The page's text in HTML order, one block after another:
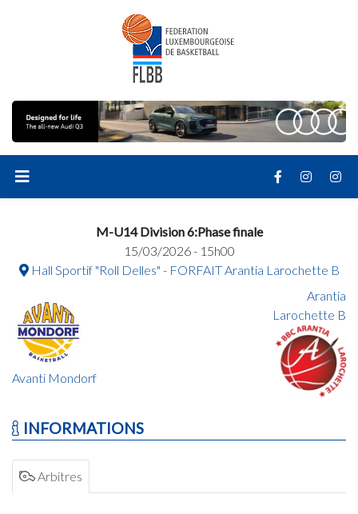
M-U14 Division 6:Phase finale
15/03/2026 - 15h00
Hall Sportif "Roll Delles" - FORFAIT Arantia Larochette B
Avanti Mondorf
Arantia
Larochette B
INFORMATIONS
Arbitres